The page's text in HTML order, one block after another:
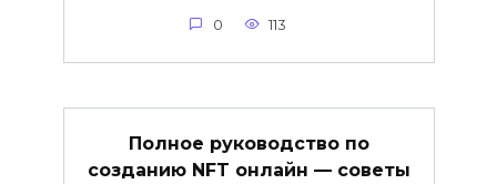
0 113
Полное руководство по
созданию NFT онлайн — советы